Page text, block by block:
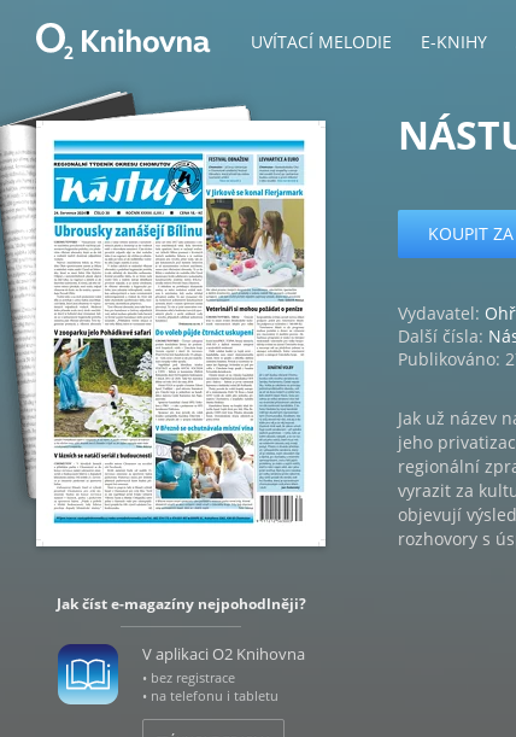
UVÍTACÍ MELODIE E-KNIHY
Jak číst e-magazíny nejpohodlněji?
V aplikaci O2 Knihovna
• bez registrace
• na telefonu i tabletu
KOUPIT
Vydavatel:
Další čísla:
Publikováno:
Jak už název
jeho
regionální
vyrazit za
objevují
rozhovory s